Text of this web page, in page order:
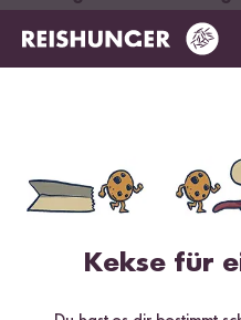
Anhaften der Zutaten zu
Zutaten vorbereiten:
gewöhnlich sehr schnell
Stetiges Rühren:
Kochens im Wok stetig zu
für den Wok. Damit stellst
Kekse für